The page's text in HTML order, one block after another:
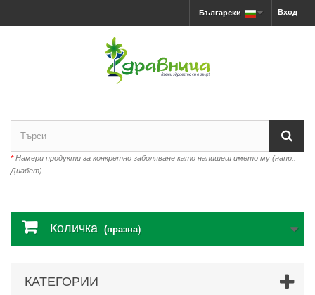
Вход
Български
*Намери продукти за конкретно заболяване като напишеш името му (напр.:
Диабет)
Количка (празна)
КАТЕГОРИИ